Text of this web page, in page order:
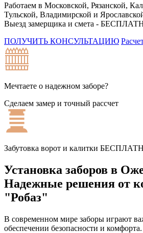
Работаем в Московской, Рязанской,
Тульской, Владимирской и
Выезд замерщика и смета -
ПОЛУЧИТЬ КОНСУЛЬТАЦИЮ
Мечтаете о надежном заборе?
Сделаем замер и точный рассчет
Забутовка ворот и калитки
Установка заборов в
Надежные решения от
"Робаз"
В современном мире заборы играют
обеспечении безопасности и